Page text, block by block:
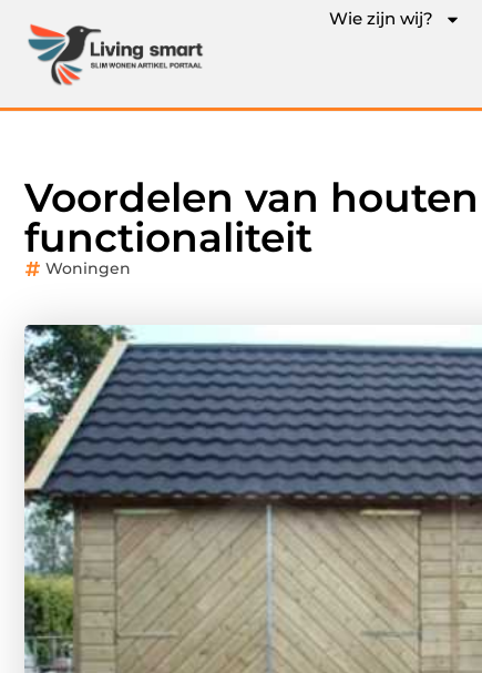
Wie zijn wij?
Voordelen van
functionaliteit
Woningen